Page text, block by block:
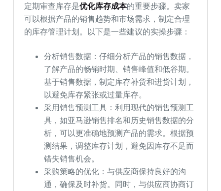
定期审查库存是优化库存成本的重要步骤。卖家
可以根据产品的销售趋势和市场需求，制定合理
的库存管理计划。以下是一些建议的实操步骤：
分析销售数据：仔细分析产品的销售数据，
了解产品的畅销时期、销售峰值和低谷期。
基于销售数据，制定库存补货和进货计划，
以避免库存紧张或过量库存。
采用销售预测工具：利用现代的销售预测工
具，如亚马逊销售排名和历史销售数据的分
析，可以更准确地预测产品的需求。根据预
测结果，调整库存计划，避免因库存不足而
错失销售机会。
采购策略的优化：与供应商保持良好的沟
通，确保及时补货。同时，与供应商协商订